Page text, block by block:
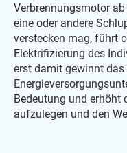
Verbrennungsmotor
eine oder andere
verstecken mag, führt
Elektrifizierung des
erst damit gewinnt
Bedeutung und erhöht
aufzulegen und den